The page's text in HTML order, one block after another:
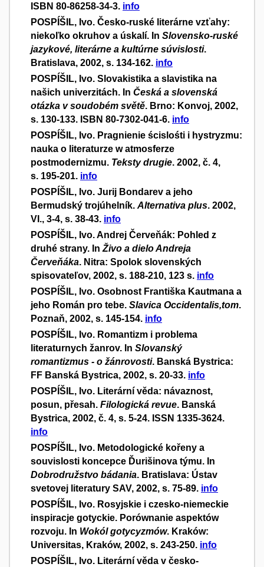
ISBN 80-86258-34-3. info
POSPÍŠIL, Ivo. Česko-ruské literárne vzťahy:
niekoľko okruhov a úskalí. In Slovensko-ruské
jazykové, literárne a kultúrne súvislosti.
Bratislava, 2002, s. 134-162. info
POSPÍŠIL, Ivo. Slovakistika a slavistika na
našich univerzitách. In Česká a slovenská
otázka v soudobém světě. Brno: Konvoj, 2002,
s. 130-133. ISBN 80-7302-041-6. info
POSPÍŠIL, Ivo. Pragnienie ścislośti i hystryzmu:
nauka o literaturze w atmosferze
postmodernizmu. Teksty drugie. 2002, č. 4,
s. 195-201. info
POSPÍŠIL, Ivo. Jurij Bondarev a jeho
Bermudský trojúhelník. Alternativa plus. 2002,
VI., 3-4, s. 38-43. info
POSPÍŠIL, Ivo. Andrej Červeňák: Pohled z
druhé strany. In Živo a dielo Andreja
Červeňáka. Nitra: Spolok slovenských
spisovateľov, 2002, s. 188-210, 123 s. info
POSPÍŠIL, Ivo. Osobnost Františka Kautmana a
jeho Román pro tebe. Slavica Occidentalis,tom.
Poznaň, 2002, s. 145-154. info
POSPÍŠIL, Ivo. Romantizm i problema
literaturnych žanrov. In Slovanský
romantizmus - o žánrovosti. Banská Bystrica:
FF Banská Bystrica, 2002, s. 20-33. info
POSPÍŠIL, Ivo. Literární věda: návaznost,
posun, přesah. Filologická revue. Banská
Bystrica, 2002, č. 4, s. 5-24. ISSN 1335-3624.
info
POSPÍŠIL, Ivo. Metodologické kořeny a
souvislosti koncepce Ďurišinova týmu. In
Dobrodružstvo bádania. Bratislava: Ústav
svetovej literatury SAV, 2002, s. 75-89. info
POSPÍŠIL, Ivo. Rosyjskie i czesko-niemeckie
inspiracje gotyckie. Porównanie aspektów
rozvoju. In Wokól gotycyzmów. Kraków:
Universitas, Kraków, 2002, s. 243-250. info
POSPÍŠIL, Ivo. Literární věda v česko-